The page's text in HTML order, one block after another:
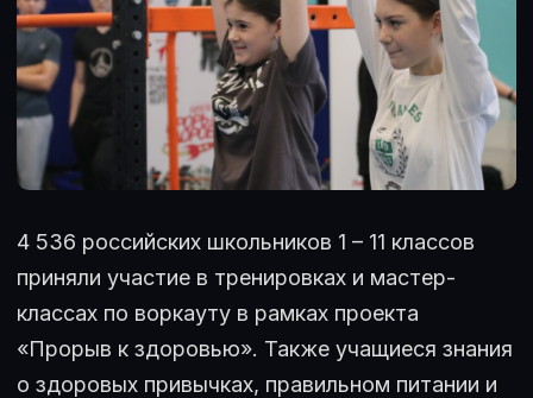
4 536 российских школьников 1 – 11 классов
приняли участие в тренировках и мастер-
классах по воркауту в рамках проекта
«Прорыв к здоровью». Также учащиеся знания
о здоровых привычках, правильном питании и